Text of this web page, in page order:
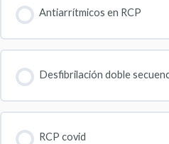
Antiarrítmicos en RCP
Desfibrilación doble
RCP covid